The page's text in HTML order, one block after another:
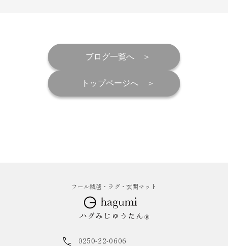
ブログ一覧へ
トップページへ
ウール絨毯・ラグ・玄関マット
0250-22-0606